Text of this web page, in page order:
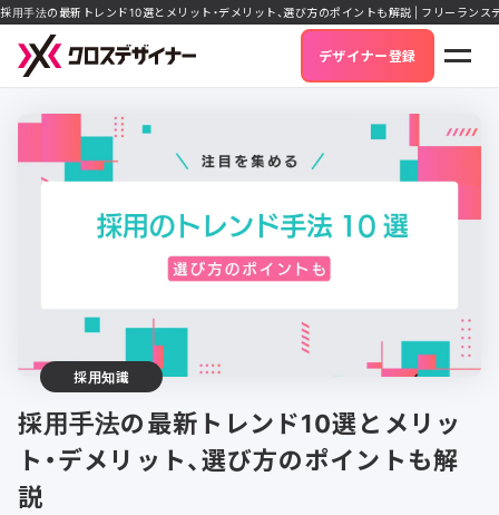
採用手法の最新トレンド10選とメリット・デメリット、選び方のポイントも解説 | フリーラン
デザイナー登録
採用知識
採用手法の最新トレンド10選とメリッ
ト・デメリット、選び方のポイントも解
説